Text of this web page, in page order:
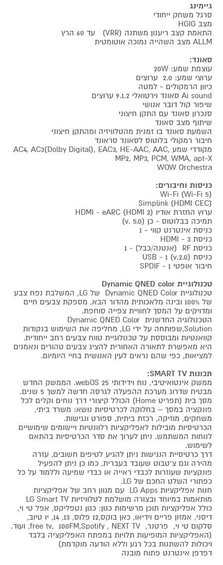
גיימינג
סרגל משחק ייחודי
מצב HGIG
התאמת קצב ריענון משתנה (VRR) עד 60 הרץ
ALLM מצב השהייה נמוכה אוטומטית
סאונד:
עוצמת שמע: 20W
ערוצי שמע: 2.0 ערוצים
כיוון הרמקולים - למטה
Ai sound סאונד וירטואלי 9.1.2 ערוצים
שיפור קול דובר אנושי
סנכרון סאונד עם התקן חיצוני
שיתוף מצב סאונד
השמעת סאונד בו זמנית מהטלוויזיה ומהתקן חיצוני
חיבור רמקולי בלוטוס לסאונד סראונד
מקודדי שמע AC4, AC3(Dolby Digital), EAC3, HE-AAC, AAC,
MP2, MP3, PCM, WMA, apt-X
WOW Orchestra
כניסות וחיבורים:
Wi-Fi (Wi-Fi 5)
Simplink (HDMI CEC)
ערוץ החזרת אודיו HDMI - eARC (HDMI 2)
תמיכה בבלוטוס - כן (v. 5.0)
כניסת אינטרנט קווי - 1
כניסת HDMI - 3
כניסת RF (אנטנה/כבל) - 1
כניסת USB - 1 (v.2.0)
חיבור אופטי SPDIF - 1
טכנולוגיית Dynamic QNED color
טכנולוגיית Dynamic QNED Color של LG, המשלבת נפח צבע
של 100% ובינה מלאכותית מהדור הבא, מספקת צבעים חיים
ומדויקים על המסך לחוויית צפייה סוחפת.
הטכנולוגיה החדשנית Dynamic QNED Color
Solution,שפותחה על ידי LG, מחליפה את השימוש בנקודות
קוואנטיות ומבוססת על טכנולוגיית טווח צבעים רחב ייחודית.
היא מאפשרת לתאורה האחורית להציג צבעים טהורים ונאמנים
למציאות, כפי שהם נראים לעין האנושית בחיי היומיום.
תכונות SMART TV:
ממשק אינטואיטיבי, נוח וידידותי 25 webOS. הממשק החדש
מבטיח שדרוג מערכת ההפעלה לגרסה חדשה למשך 5 שנים.
מסך בית (תפריט Home) הכולל קיצורי דרך נוחים וקלים לכל
פונקציה במסך – בחלוקה לכרטיסיות נושא: משרד ביתי,
משחקים, מוזיקה, רכזת ביתית, ספורט ונגישות.
הכרטיסיות מובילות לאפליקציות רלוונטיות ויישומים שימושיים
לנוחות המשתמש. ניתן לערוך את סדר הכרטיסיות בהתאם
לשימוש.
דרך כרטיסיית הנגישות ניתן להגיע לטיפים חשובים, עזרה
מהירה וגם צ'טבוט שעובד בעברית, כמו כן ניתן להפעיל
פונקציות שעוזרות לכבדי ראייה או כבדי שמיעה וללמוד על כל
כפתורי השלט החכם של LG.
חנות אפליקציות LG Apps עם מגוון רחב של אפליקציות
מותאמות במיוחד ובצורה מושלמת לטלוויזיות LG Smart TV
כולל אפליקציות תוכן מרשימות כגון: כגון נטפליקס, אפל טי וי,
דיסני, אמזון פריים וידיאו, כאן בוקס,12 פלוס, 13, 14, יו טיוב,
סלקום טי וי, פרטנר, free tv, 100FM,Spotify , NEXT TV, ועוד.
(האפליקציות המופיעות תלויות במפתח האפליקציה בלבד
ויכולות להשתנות בכל רגע וללא הודעה מוקדמת)
דפדפן אינטרנט פתוח מובנה